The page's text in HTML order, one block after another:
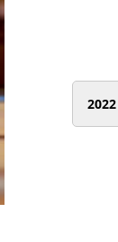
2022